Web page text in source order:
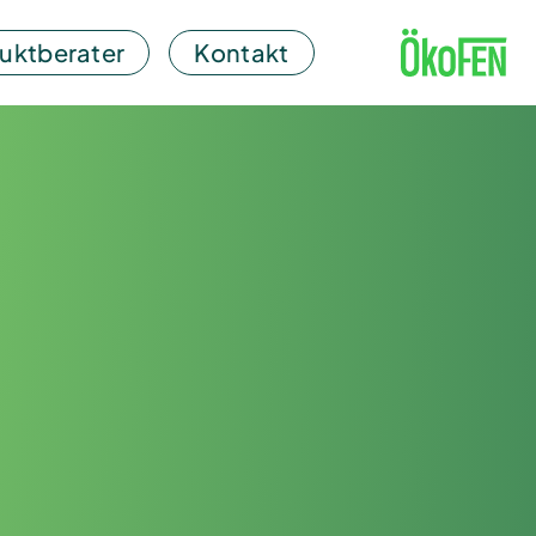
Kontakt